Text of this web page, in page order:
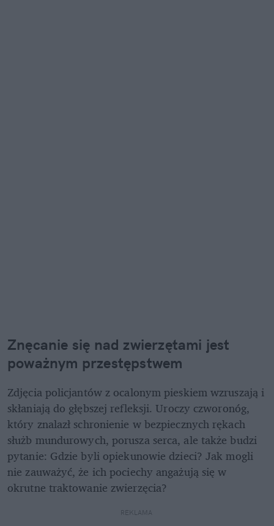
Znęcanie się nad zwierzętami jest
poważnym przestępstwem
Zdjęcia policjantów z ocalonym pieskiem wzruszają i
skłaniają do głębszej refleksji. Uroczy czworonóg,
który znalazł schronienie w bezpiecznych rękach
służb mundurowych, porusza serca, ale także budzi
pytanie: Gdzie byli opiekunowie dzieci? Jak mogli
nie zauważyć, że ich pociechy angażują się w
okrutne traktowanie zwierzęcia?
REKLAMA